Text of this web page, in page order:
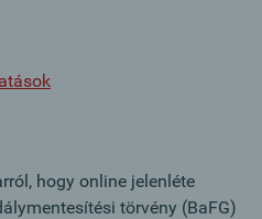
hogy online jelenléte
törvény (BaFG)